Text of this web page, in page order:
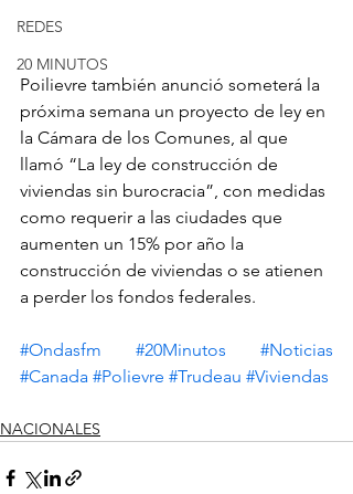
REDES
20 MINUTOS
Poilievre también anunció someterá la
próxima semana un proyecto de ley en
la Cámara de los Comunes, al que
llamó “La ley de construcción de
viviendas sin burocracia”, con medidas
como requerir a las ciudades que
aumenten un 15% por año la
construcción de viviendas o se atienen
a perder los fondos federales.
#Ondasfm #20Minutos
#Noticias
#Canada #Polievre #Trudeau #Viviendas
NACIONALES